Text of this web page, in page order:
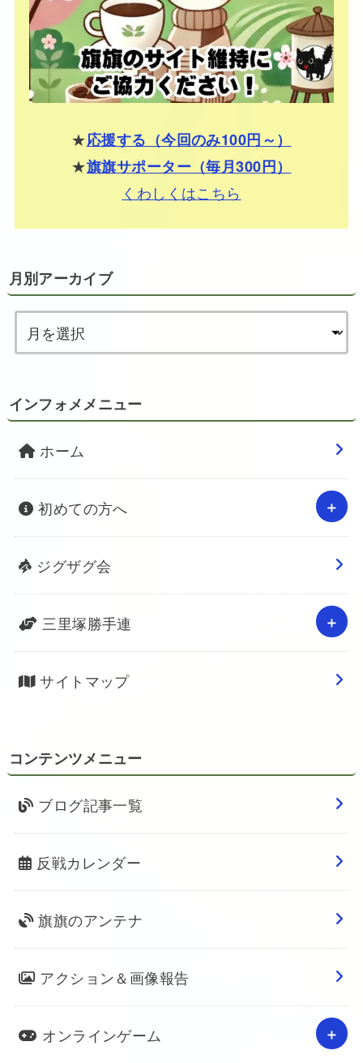
★応援する（今回のみ100円～）
★旗旗サポーター（毎月300円）
くわしくはこちら
月別アーカイブ
インフォメメニュー
ホーム
初めての方へ
ジグザグ会
三里塚勝手連
サイトマップ
コンテンツメニュー
ブログ記事一覧
反戦カレンダー
旗旗のアンテナ
アクション＆画像報告
オンラインゲーム